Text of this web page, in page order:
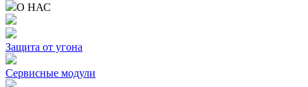
О НАС
Защита от угона
Сервисные модули